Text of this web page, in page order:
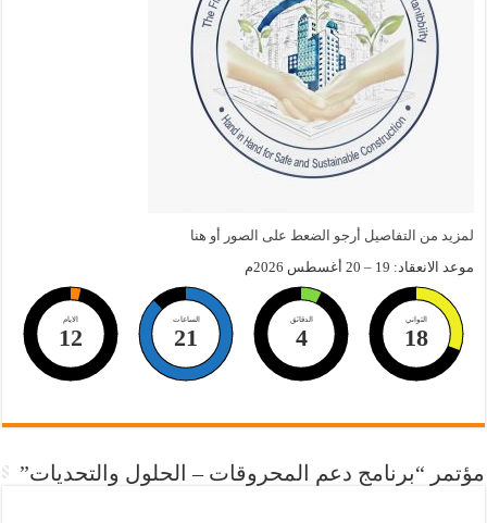
لمزيد من التفاصيل أرجو الضعط على الصور أو هنا
موعد الانعقاد: 19 – 20 أغسطس 2026م
الايام
12
الساعات
21
الدقائق
4
الثواني
17
مؤتمر “برنامج دعم المحروقات – الحلول والتحديات”